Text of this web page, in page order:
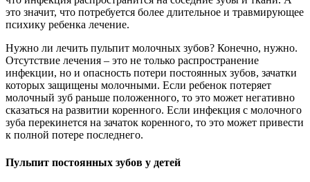
это значит, что потребуется более длительное и травмирующее
психику ребенка лечение.
Нужно ли лечить пульпит молочных зубов? Конечно, нужно.
Отсутствие лечения – это не только распространение
инфекции, но и опасность потери постоянных зубов, зачатки
которых защищены молочными. Если ребенок потеряет
молочный зуб раньше положенного, то это может негативно
сказаться на развитии коренного. Если инфекция с молочного
зуба перекинется на зачаток коренного, то это может привести
к полной потере последнего.
Пульпит постоянных зубов у детей